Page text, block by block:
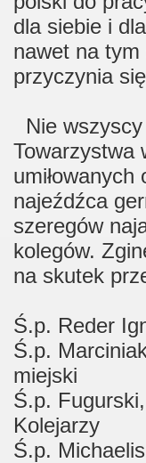
dla siebie i
nawet na
przyczynia
Nie wszyscy
Towarzystwa
najeźdźca
szeregów
kolegów.
na skutek
Ś.p. Reder
Ś.p.
miejski
Ś.p.
Kolejarzy
Ś.p.